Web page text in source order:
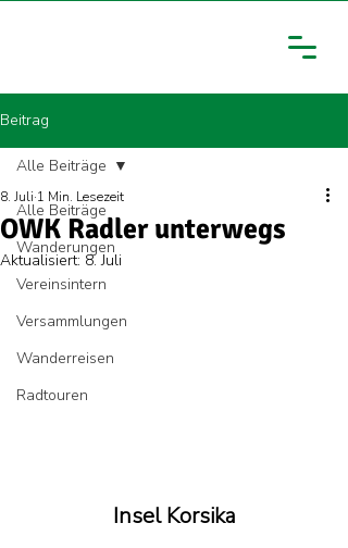
Beitrag
Alle Beiträge
Wanderungen
Vereinsintern
Versammlungen
Wanderreisen
Radtouren
Alle Beiträge
OWK Radler unterwegs
8. Juli 1 Min. Lesezeit
Aktualisiert: 8. Juli
Insel Korsika